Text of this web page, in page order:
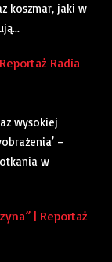
koszmar, jaki w
Radia
wysokiej
–
w
| Reportaż